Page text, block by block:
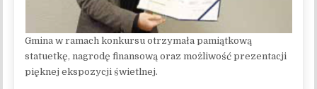
Gmina w ramach konkursu otrzymała pamiątkową
statuetkę, nagrodę finansową oraz możliwość prezentacji
pięknej ekspozycji świetlnej.